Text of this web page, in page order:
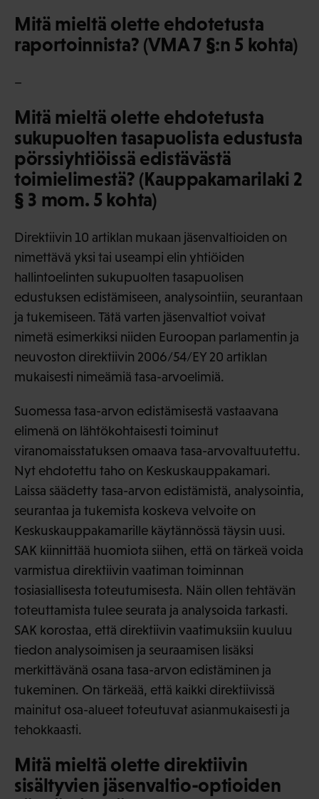
Mitä mieltä olette ehdotetusta
raportoinnista? (VMA 7 §:n 5 kohta)
–
Mitä mieltä olette ehdotetusta
sukupuolten tasapuolista edustusta
pörssiyhtiöissä edistävästä
toimielimestä? (Kauppakamarilaki 2
§ 3 mom. 5 kohta)
Direktiivin 10 artiklan mukaan jäsenvaltioiden on
nimettävä yksi tai useampi elin yhtiöiden
hallintoelinten sukupuolten tasapuolisen
edustuksen edistämiseen, analysointiin, seurantaan
ja tukemiseen. Tätä varten jäsenvaltiot voivat
nimetä esimerkiksi niiden Euroopan parlamentin ja
neuvoston direktiivin 2006/54/EY 20 artiklan
mukaisesti nimeämiä tasa-arvoelimiä.
Suomessa tasa-arvon edistämisestä vastaavana
elimenä on lähtökohtaisesti toiminut
viranomaisstatuksen omaava tasa-arvovaltuutettu.
Nyt ehdotettu taho on Keskuskauppakamari.
Laissa säädetty tasa-arvon edistämistä, analysointia,
seurantaa ja tukemista koskeva velvoite on
Keskuskauppakamarille käytännössä täysin uusi.
SAK kiinnittää huomiota siihen, että on tärkeä voida
varmistua direktiivin vaatiman toiminnan
tosiasiallisesta toteutumisesta. Näin ollen tehtävän
toteuttamista tulee seurata ja analysoida tarkasti.
SAK korostaa, että direktiivin vaatimuksiin kuuluu
tiedon analysoimisen ja seuraamisen lisäksi
merkittävänä osana tasa-arvon edistäminen ja
tukeminen. On tärkeää, että kaikki direktiivissä
mainitut osa-alueet toteutuvat asianmukaisesti ja
tehokkaasti.
Mitä mieltä olette direktiivin
sisältyvien jäsenvaltio-optioiden